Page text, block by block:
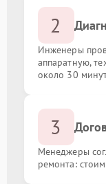
2
Инженеры
аппаратную,
около 30
3
Менеджеры
ремонта: